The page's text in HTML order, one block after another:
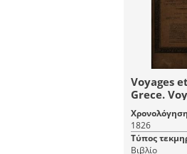
Voyages
Grece.
apercu
Χρονολόγηση
1826
Τύπος
Βιβλίο